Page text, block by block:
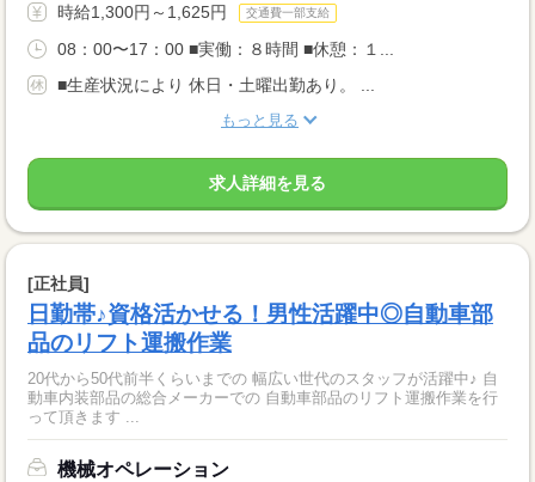
時給1,300円～1,625円 交通費一部支給
08：00〜17：00 ■実働：８時間 ■休憩：１...
■生産状況により 休日・土曜出勤あり。 ...
もっと見る
求人詳細を見る
[正社員]
日勤帯♪資格活かせる！男性活躍中◎自動車部
品のリフト運搬作業
20代から50代前半くらいまでの 幅広い世代のスタッフが活躍中♪ 自
動車内装部品の総合メーカーでの 自動車部品のリフト運搬作業を行
って頂きます ...
機械オペレーション